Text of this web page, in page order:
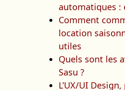
automatiques :
Comment
location
utiles
Quels sont les
Sasu ?
L’UX/UI